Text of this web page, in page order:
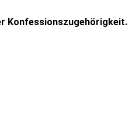
Konfessionszugehörigkeit.